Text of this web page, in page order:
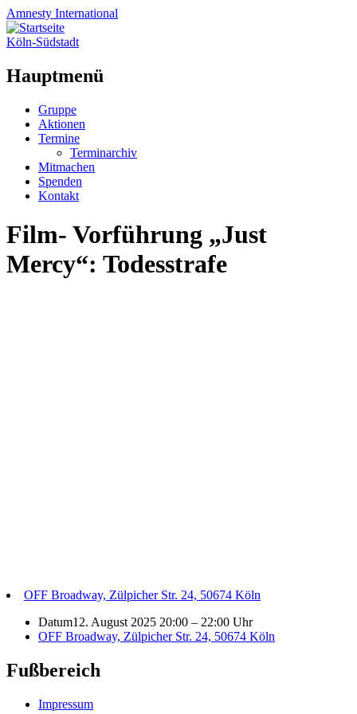
Amnesty International
Köln-Südstadt
Hauptmenü
Zum
Inhalt
springen
Gruppe
Aktionen
Termine
Terminarchiv
Mitmachen
Spenden
Kontakt
Film- Vorführung „Just
Mercy“: Todesstrafe
OFF Broadway, Zülpicher Str. 24, 50674 Köln
Datum12. August 2025 20:00 – 22:00 Uhr
OFF Broadway, Zülpicher Str. 24, 50674 Köln
Fußbereich
Impressum